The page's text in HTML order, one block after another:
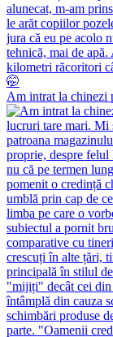
Am intrat la chinezi